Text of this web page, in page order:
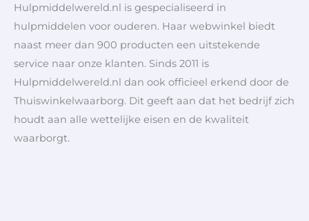
Hulpmiddelwereld.nl is gespecialiseerd in
hulpmiddelen voor ouderen. Haar webwinkel biedt
naast meer dan 900 producten een uitstekende
service naar onze klanten. Sinds 2011 is
Hulpmiddelwereld.nl dan ook officieel erkend door de
Thuiswinkelwaarborg. Dit geeft aan dat het bedrijf zich
houdt aan alle wettelijke eisen en de kwaliteit
waarborgt.